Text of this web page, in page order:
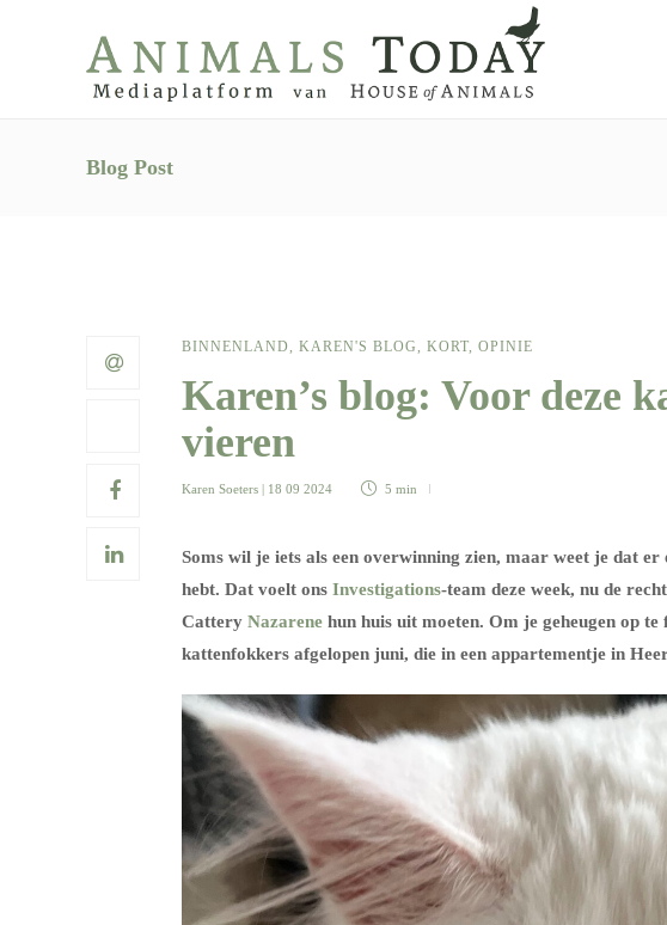
Blog Post
BINNENLAND, KAREN'S BLOG, KORT, OPINIE
Karen’s blog: Voor deze
vieren
Karen Soeters | 18 09 2024 5 min
Soms wil je iets als een overwinning zien, maar weet je dat
hebt. Dat voelt ons Investigations-team deze week, nu de
Cattery Nazarene hun huis uit moeten. Om je geheugen op
kattenfokkers afgelopen juni, die in een appartementje in